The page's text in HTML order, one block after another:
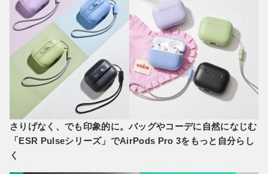
さりげなく、でも印象的に。バッグやコーデに自然になじむ
「ESR Pulseシリーズ」でAirPods Pro 3をもっと自分らし
く